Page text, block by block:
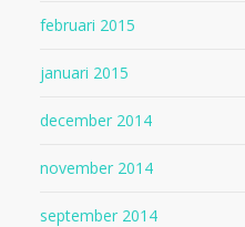
februari 2015
januari 2015
december 2014
november 2014
september 2014